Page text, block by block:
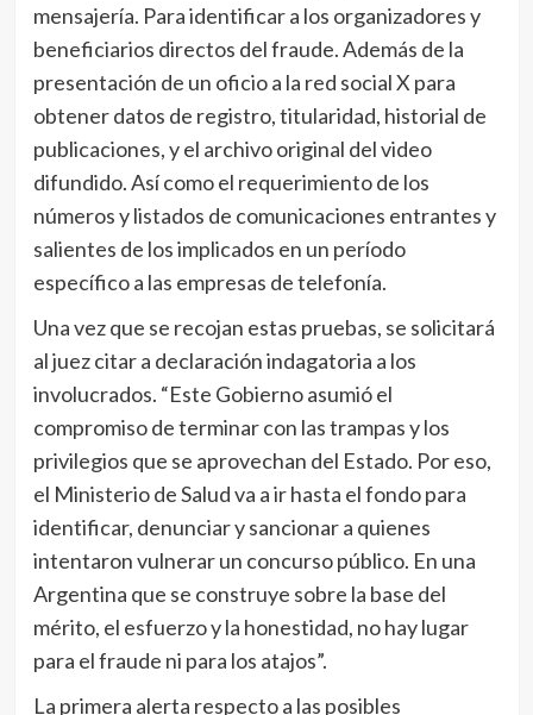
mensajería. Para identificar a los organizadores y
beneficiarios directos del fraude. Además de la
presentación de un oficio a la red social X para
obtener datos de registro, titularidad, historial de
publicaciones, y el archivo original del video
difundido. Así como el requerimiento de los
números y listados de comunicaciones entrantes y
salientes de los implicados en un período
específico a las empresas de telefonía.
Una vez que se recojan estas pruebas, se solicitará
al juez citar a declaración indagatoria a los
involucrados. “Este Gobierno asumió el
compromiso de terminar con las trampas y los
privilegios que se aprovechan del Estado. Por eso,
el Ministerio de Salud va a ir hasta el fondo para
identificar, denunciar y sancionar a quienes
intentaron vulnerar un concurso público. En una
Argentina que se construye sobre la base del
mérito, el esfuerzo y la honestidad, no hay lugar
para el fraude ni para los atajos”.
La primera alerta respecto a las posibles